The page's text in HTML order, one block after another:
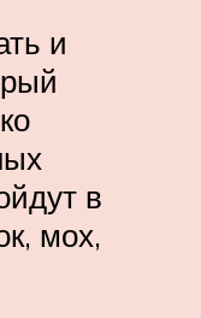
и
в
мох,